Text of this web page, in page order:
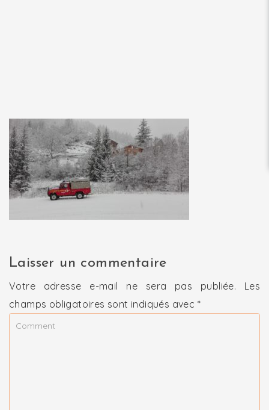
Laisser un commentaire
Votre adresse e-mail ne sera pas publiée.
Les
champs obligatoires sont indiqués avec *